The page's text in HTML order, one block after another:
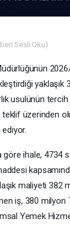
Sesli Oku)
yaklaşık
usulünün
üzerinden
ediyor.
göre ihale, 4734
maliyeti 382
iş, 380 milyon
Yemek